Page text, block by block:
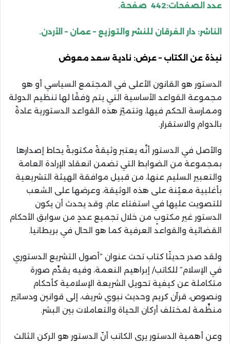
عدد الصفحات:442 صفحة.
الناشر: دار الفرقان للنشر والتوزيع – عمان – الأردن.
نبذة عن الكتاب – عرض: نادية سعد معوض
الدستور هو القانون الأعلى في المجتمع السياسي أو هو
مجموعة القواعد الأساسية التي يتم وَفقًا لها تنظيم الدولة
وممارسة الحكم فيها، وتتميّز هذه القواعد الدستورية عادةً
بالدوام والاستقرار.
والأصل في الدستور أنَّه يعتبر وثيقةً مكتوبةً يحاط إصدارها
بمجموعة من الضوابط التي تضمن انعقاد الإرادة العامة
والتعبير السليم عنها، من قبيل موافقة الهيئة التشريعية
بأغلبية معيّنة على هذه الوثيقة، وعرضها على الشعب
للتصويت عليها في استفتاء عام. وقد يحدث أن يكون
الدستور غير مكتوبٍ من خلال تجميع عددٍ من سوابق الأحكام
القضائية والقواعد العرفية كما هو الحال في بريطانيا.
ولقد صدر حديثًا كتاب تحت عنوان “أصول التشريع الدستوري
في الإسلام” للكاتب/ إبراهيم النعمة، وفيه يقدِّم صورة
متكاملة عن كيفية تحويل الشريعة الإسلامية كأحكام
ونصوص، قرآن كريم وحديث نبوي شريف، إلى قوانين ودساتير
منظِّمة لمختلف أركان الحياة والتعاملات بين البشر.
وعن أهمية الدستور يرى الكاتب أنّ الدستور هو الركن الثالث